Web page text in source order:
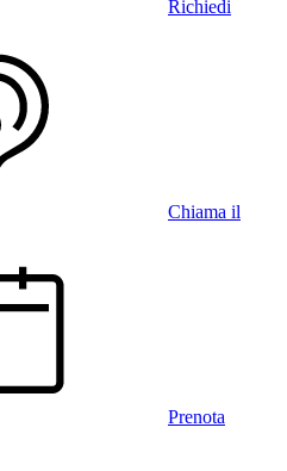
Richiedi
Chiama il
Prenota